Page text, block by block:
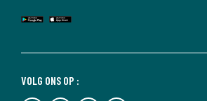
VOLG ONS OP :